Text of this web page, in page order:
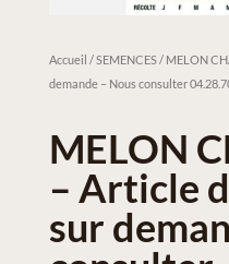
Accueil /SEMENCES/ MELON
demande – Nous consulter
MELON
– Article
sur